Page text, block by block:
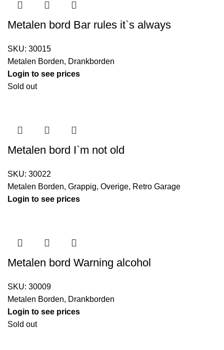
Metalen bord Bar rules it`s always
SKU: 30015
Metalen Borden, Drankborden
Login to see prices
Sold out
Metalen bord I`m not old
SKU: 30022
Metalen Borden, Grappig, Overige, Retro Garage
Login to see prices
Metalen bord Warning alcohol
SKU: 30009
Metalen Borden, Drankborden
Login to see prices
Sold out